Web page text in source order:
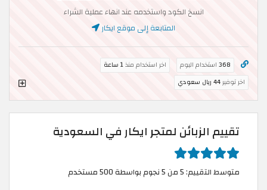
انسخ الكود واستخدمه عند انهاء عملية الشراء
المتابعة إلى موقع ايكار
368 استخدام اليوم اخر استخدام منذ1 ساعة
اخر توفير44 ريال سعودي
تقييم الزبائن لمتجر ايكار في السعودية
متوسط التقييم: 5 من 5 نجوم بواسطة 500 مستخدم